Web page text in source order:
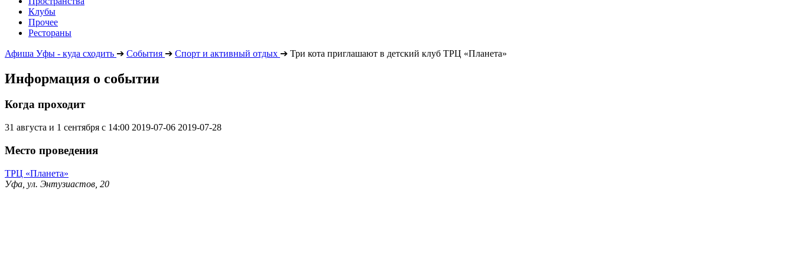
Клубы
Прочее
Рестораны
Афиша Уфы - куда сходить ➔ События ➔ Спорт и активный отдых ➔ Три кота приглашают в детский клуб ТРЦ «Планета»
Информация о событии
Когда проходит
31 августа и 1 сентября с 14:00 2019-07-06 2019-07-28
Место проведения
ТРЦ «Планета»
Уфа, ул. Энтузиастов, 20